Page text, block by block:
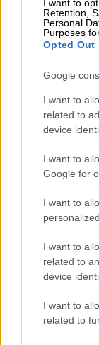
I want to
Retention,
Personal
Purposes
Opted Out
Google
I want to
related to
device
I want to
Google for
I want to
I want to
related to
device
I want to
related to
Τα σχολιά σας
ΕΘΝΟΣ θα
διαγράφονται
Διαβάστε